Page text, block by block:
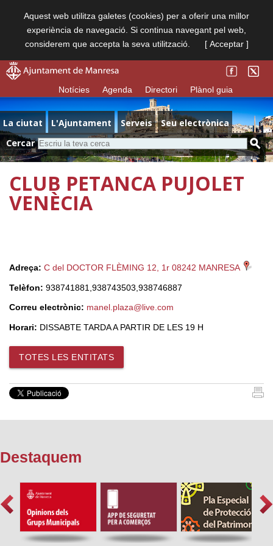
Aquest web utilitza galetes (cookies) per a oferir una millor
experiència de navegació. Si continua navegant pel web,
considerem que accepta la seva utilització.
[ Acceptar ]
Notícies Agenda Directori Plànol guia
La ciutat L'Ajuntament Serveis
Seu electrònica
Cercar
CLUB PETANCA PUJOLET
VENÈCIA
Adreça: C del DOCTOR FLÈMING 12, 1r 08242 MANRESA
Telèfon: 938741881,938743503,938746887
Correu electrònic: manel.plaza@live.com
Horari: DISSABTE TARDA A PARTIR DE LES 19 H
TOTES LES ENTITATS
Destaquem